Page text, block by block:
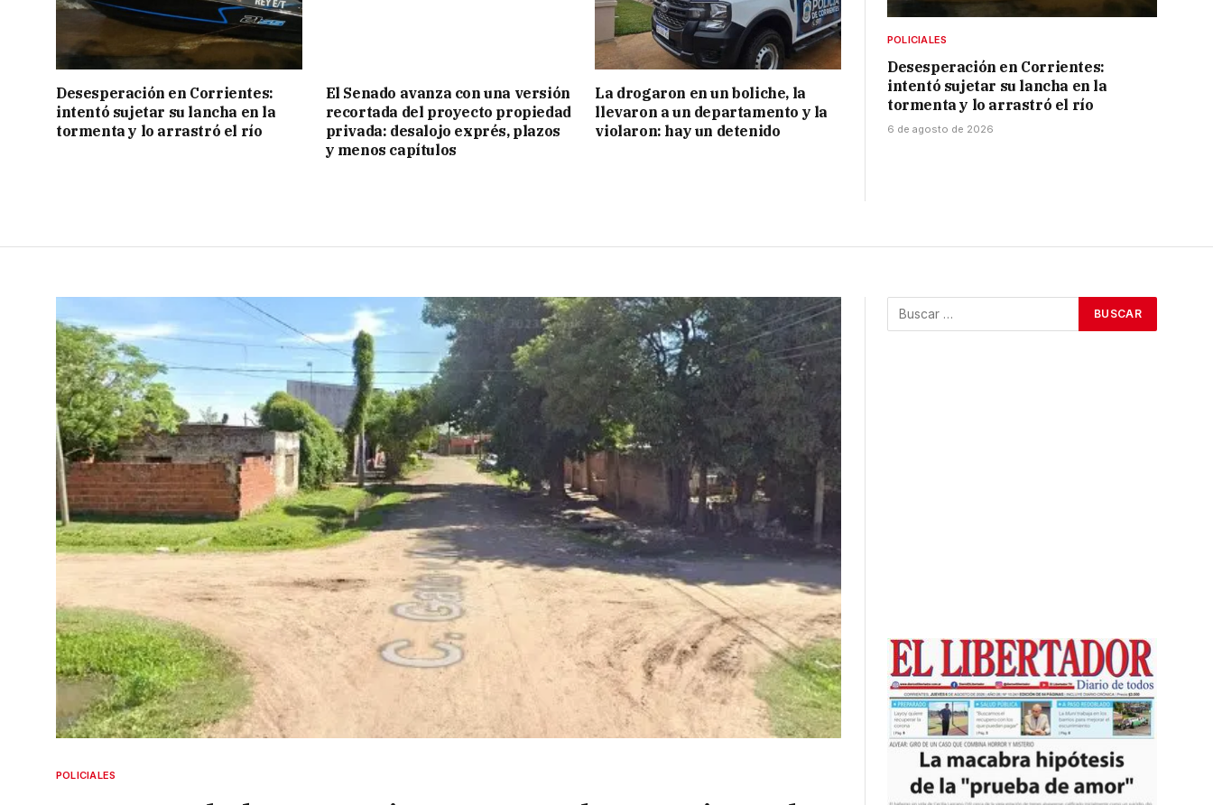
Desesperación en Corrientes:
intentó sujetar su lancha en la
tormenta y lo arrastró el río
El Senado avanza con una versión
recortada del proyecto propiedad
privada: desalojo exprés, plazos
y menos capítulos
La drogaron en un boliche, la
llevaron a un departamento y la
violaron: hay un detenido
POLICIALES
Desesperación en Corrientes:
intentó sujetar su lancha en la
tormenta y lo arrastró el río
6 de agosto de 2026
POLICIALES